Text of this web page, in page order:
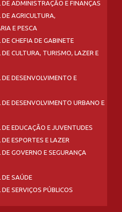
DE ADMINISTRAÇÃO E FINANÇAS
AGRICULTURA,
E PESCA
CHEFIA DE GABINETE
CULTURA, TURISMO, LAZER E
DESENVOLVIMENTO E
DE DESENVOLVIMENTO URBANO E
EDUCAÇÃO E JUVENTUDES
ESPORTES E LAZER
GOVERNO E SEGURANÇA
DE SAÚDE
SERVIÇOS PÚBLICOS